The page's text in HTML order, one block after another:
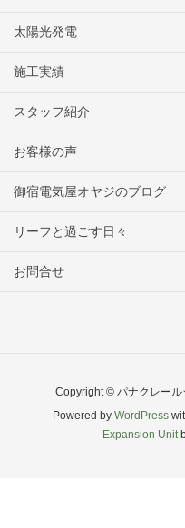
太陽光発電
施工実績
スタッフ紹介
お客様の声
御宿電気屋オヤジのブログ
リーフと過ごす日々
お問合せ
Copyright © パナクレール
Powered by WordPress
Expansion Unit